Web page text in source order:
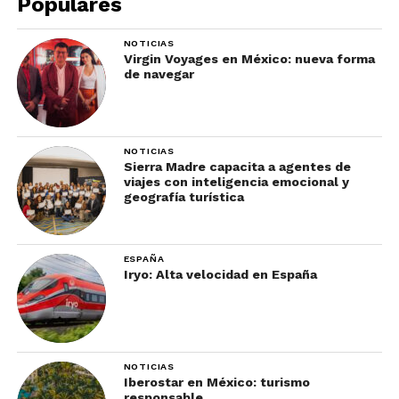
perfecto para disfrutar de este rico y tradicional
antojito.
Tostadas
Y la delicia musical del paladar comienza en la
primera mordida, el encanto principal de este
platillo, pues se crea a partir de su base que
NOTICIAS
Virgin Voyages en México: nueva forma
de navegar
NOTICIAS
Sierra Madre capacita a agentes de
viajes con inteligencia emocional y
geografía turística
ESPAÑA
Iryo: Alta velocidad en España
NOTICIAS
Iberostar en México: turismo